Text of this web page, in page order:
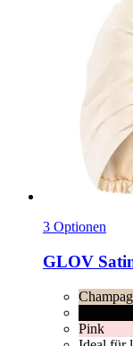
3 Optionen
GLOV
Pink